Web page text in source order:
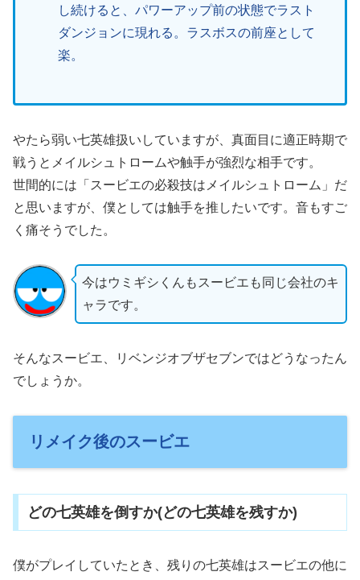
し続けると、パワーアップ前の状態でラスト
ダンジョンに現れる。ラスボスの前座として
楽。
やたら弱い七英雄扱いしていますが、真面目に適正時期で
戦うとメイルシュトロームや触手が強烈な相手です。
世間的には「スービエの必殺技はメイルシュトローム」だ
と思いますが、僕としては触手を推したいです。音もすご
く痛そうでした。
今はウミギシくんもスービエも同じ会社のキ
ャラです。
そんなスービエ、リベンジオブザセブンではどうなったん
でしょうか。
リメイク後のスービエ
どの七英雄を倒すか(どの七英雄を残すか)
僕がプレイしていたとき、残りの七英雄はスービエの他に